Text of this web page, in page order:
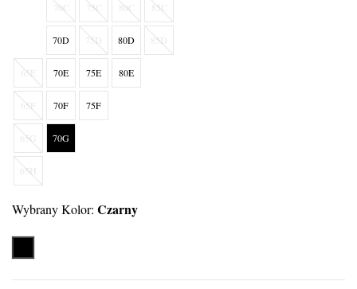
70C 75C 80C 85C
70D 75D 80D 85D
65E 70E 75E 80E
65F 70F 75F
65G 70G
65H
Wybrany Kolor: Czarny